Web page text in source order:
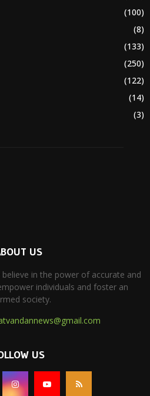
(100)
(8)
(133)
(250)
(122)
(14)
(3)
US
in the power of accurate and
individuals and foster an
society.
US